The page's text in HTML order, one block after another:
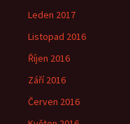
Leden 2017
Listopad 2016
Říjen 2016
Září 2016
Červen 2016